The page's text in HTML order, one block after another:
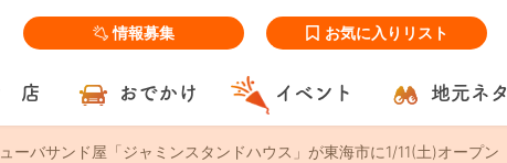
情報募集 お気に入りリスト
店 おでかけ イベント 地元ネタ
ーバサンド屋「ジャミンスタンドハウス」が東海市に1/11(土)オープン